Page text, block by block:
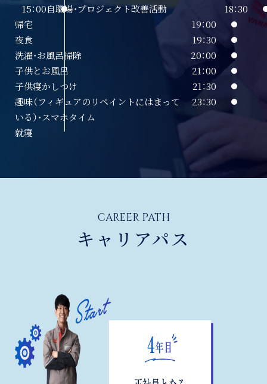
15：00自職場・プロジェクト改善活動
18：30
帰宅
19：00
夜食
19：30
洗濯・お風呂掃除
20：00
子供とお風呂
21：00
子供寝かしつけ
21：30
趣味（フィギュアのリペイントにはまって
いる）・スマホタイム
23：30
就寝
CAREER PATH
キャリアパス